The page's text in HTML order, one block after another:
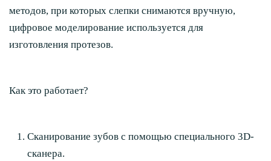
методов, при которых слепки снимаются вручную,
цифровое моделирование используется для
изготовления протезов.
Как это работает?
Сканирование зубов с помощью специального 3D-
сканера.